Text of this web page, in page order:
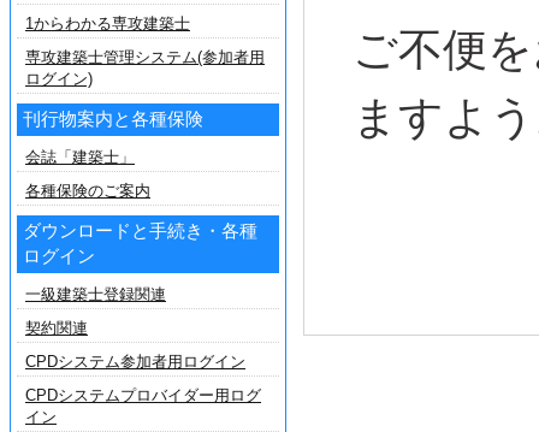
ご不便
ますよ
1からわかる専攻建築士
専攻建築士管理システム(参加者用
ログイン)
刊行物案内と各種保険
会誌「建築士」
各種保険のご案内
ダウンロードと手続き・各種
ログイン
一級建築士登録関連
契約関連
CPDシステム参加者用ログイン
CPDシステムプロバイダー用ログ
イン